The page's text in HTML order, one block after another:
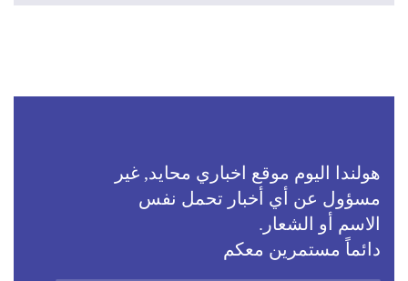
هولندا اليوم موقع اخباري محايد, غير
مسؤول عن أي أخبار تحمل نفس
الاسم أو الشعار.
دائماً مستمرين معكم